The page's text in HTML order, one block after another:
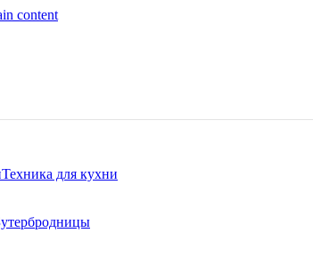
content
Техника для кухни